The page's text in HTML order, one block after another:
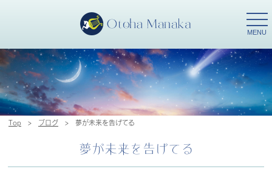
MENU
Top > ブログ > 夢が未来を告げてる
夢が未来を告げてる